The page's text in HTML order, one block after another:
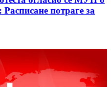
потраге за